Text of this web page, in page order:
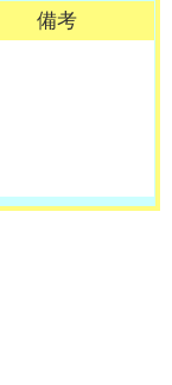
備考